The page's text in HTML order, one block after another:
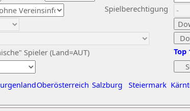
Spieler (Land=AUT)
Spielberechtigung
Oberösterreich Salzburg Steiermark
Top